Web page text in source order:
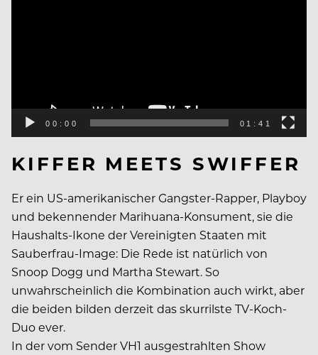
00:00 01:41
KIFFER MEETS SWIFFER
Er ein US-amerikanischer Gangster-Rapper, Playboy
und bekennender Marihuana-Konsument, sie die
Haushalts-Ikone der Vereinigten Staaten mit
Sauberfrau-Image: Die Rede ist natürlich von
Snoop Dogg und Martha Stewart. So
unwahrscheinlich die Kombination auch wirkt, aber
die beiden bilden derzeit das skurrilste TV-Koch-
Duo ever.
In der vom Sender VH1 ausgestrahlten Show